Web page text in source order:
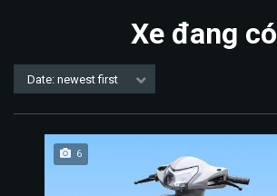
Xe đang có
Date: newest first
6